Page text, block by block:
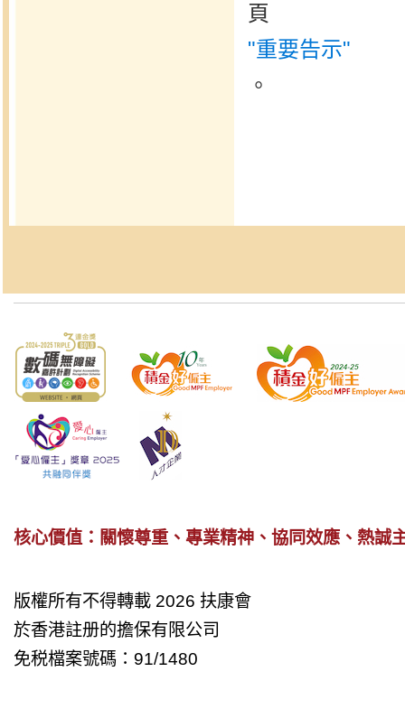
頁
"重要告示"
。
核心價值：關懷尊重、專業精神、協同效應、熱誠
版權所有不得轉載 2026 扶康會
於香港註册的擔保有限公司
免税檔案號碼：91/1480